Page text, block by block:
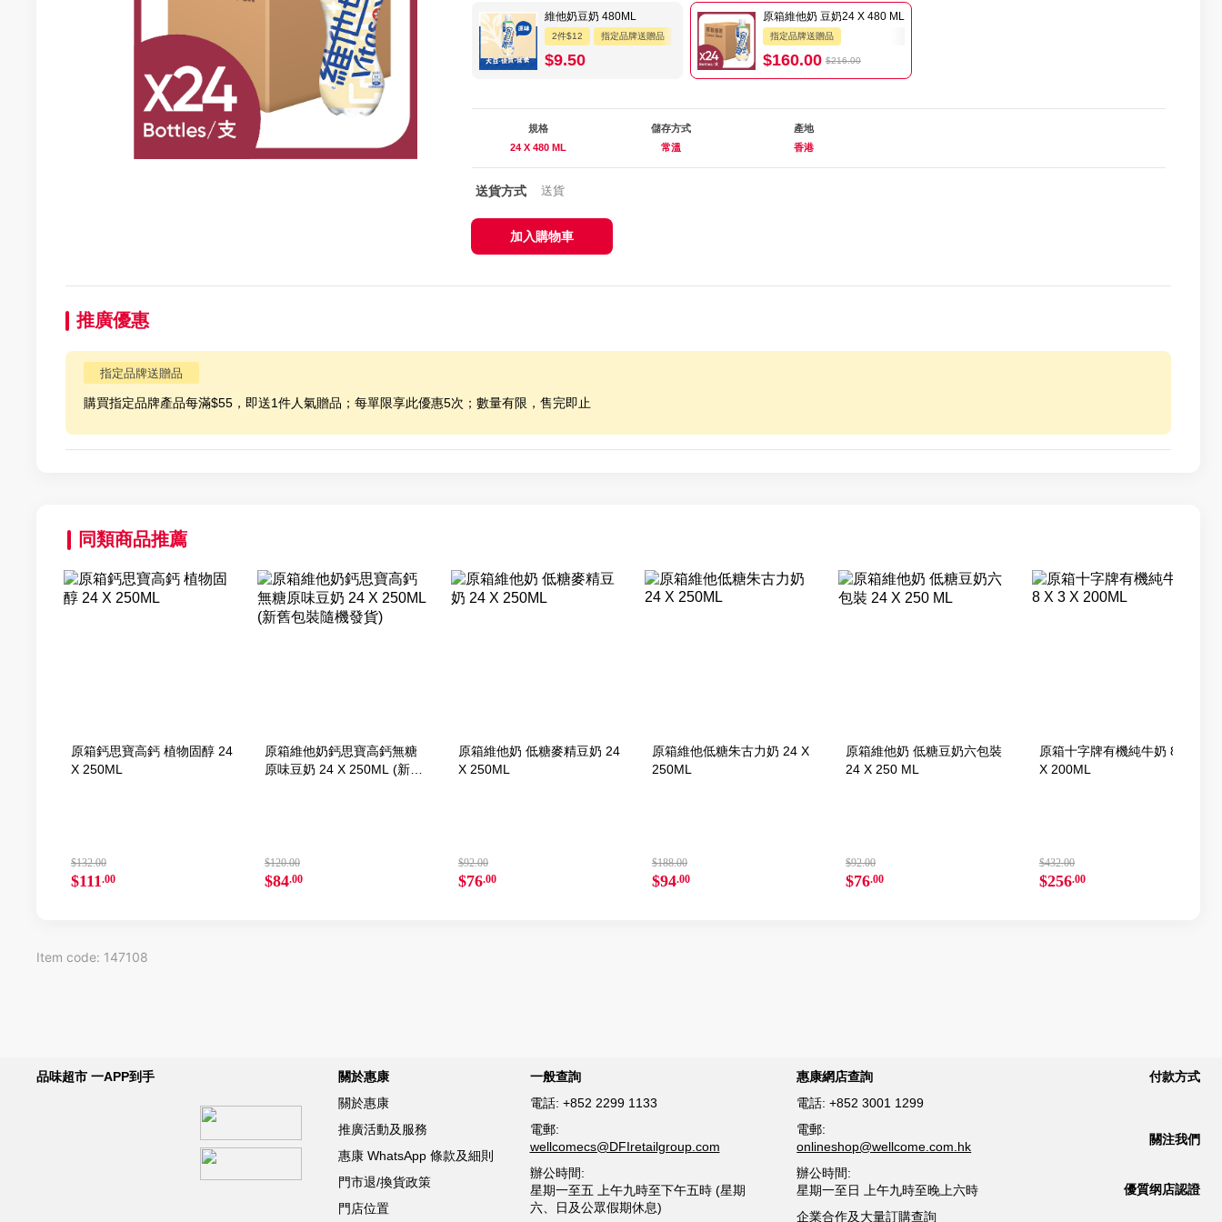
維他奶豆奶 480ML
2件$12 指定品牌送贈品
$9.50
原箱維他奶 豆奶24 X 480 ML
指定品牌送贈品
$160.00 $216.00
規格
24 X 480 ML
儲存方式
常溫
產地
香港
送貨方式 送貨
加入購物車
推廣優惠
指定品牌送贈品
購買指定品牌產品每滿$55，即送1件人氣贈品；每單限享此優惠5次；數量有限，售完即止
同類商品推薦
原箱鈣思寶高鈣 植物固醇 24
X 250ML
$132.00
$111.00
原箱維他奶鈣思寶高鈣無糖
原味豆奶 24 X 250ML (新舊
$120.00
$84.00
原箱維他奶 低糖麥精豆奶 24
X 250ML
$92.00
$76.00
原箱維他低糖朱古力奶 24 X
250ML
$188.00
$94.00
原箱維他奶 低糖豆奶六包裝
24 X 250 ML
$92.00
$76.00
原箱十字牌有機純牛奶 8 X 3
X 200ML
$432.00
$256.00
Item code: 147108
品味超市 一APP到手
關於惠康
關於惠康
推廣活動及服務
惠康 WhatsApp 條款及細則
門市退/換貨政策
門店位置
一般查詢
電話: +852 2299 1133
電郵:
wellcomecs@DFIretailgroup.com
辦公時間:
星期一至五 上午九時至下午五時 (星期
六、日及公眾假期休息)
惠康網店查詢
電話:+852 3001 1299
電郵:
onlineshop@wellcome.com.hk
辦公時間:
星期一至日 上午九時至晚上六時
企業合作及大量訂購查詢
付款方式
關注我們
優質纲店認證